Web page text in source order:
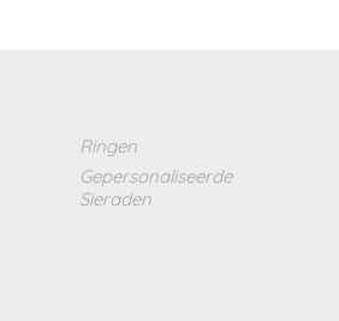
Ringen
Gepersonaliseerde
Sieraden